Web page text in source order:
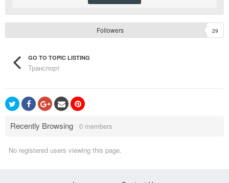
Followers 29
GO TO TOPIC LISTING
Транспорт
Recently Browsing 0 members
No registered users viewing this page.